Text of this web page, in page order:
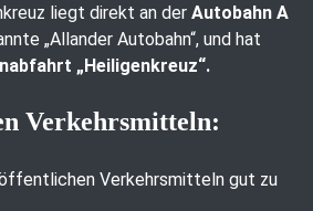
liegt direkt an der Autobahn A
„Allander Autobahn“, und hat
„Heiligenkreuz“.
Verkehrsmitteln:
Verkehrsmitteln gut zu